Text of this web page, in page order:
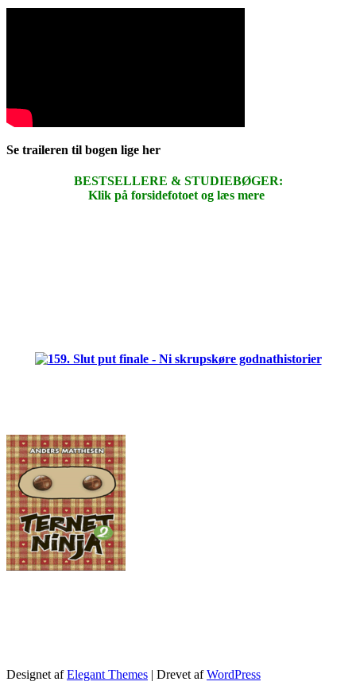
Se traileren til bogen lige her
BESTSELLERE & STUDIEBØGER:
Klik på forsidefotoet og læs mere
Designet afElegant Themes | Drevet afWordPress